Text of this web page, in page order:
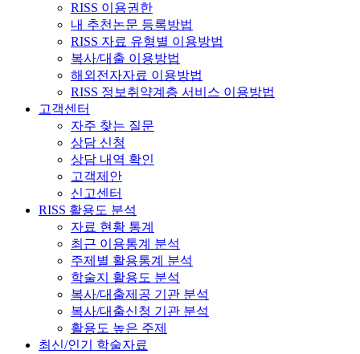
RISS 이용권한
내 추천논문 등록방법
RISS 자료 유형별 이용방법
복사/대출 이용방법
해외전자자료 이용방법
RISS 정보취약계층 서비스 이용방법
고객센터
자주 찾는 질문
상담 신청
상담 내역 확인
고객제안
신고센터
RISS 활용도 분석
자료 현황 통계
최근 이용통계 분석
주제별 활용통계 분석
학술지 활용도 분석
복사/대출제공 기관 분석
복사/대출신청 기관 분석
활용도 높은 주제
최신/인기 학술자료